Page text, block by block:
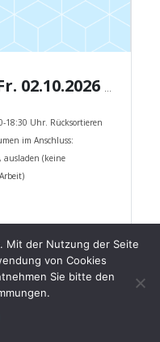
18:30 Uhr. Rücksortieren
im Anschluss:
ausladen (keine
Kostenlos
Mit der Nutzung der Seite
von Cookies
Sie bitte den